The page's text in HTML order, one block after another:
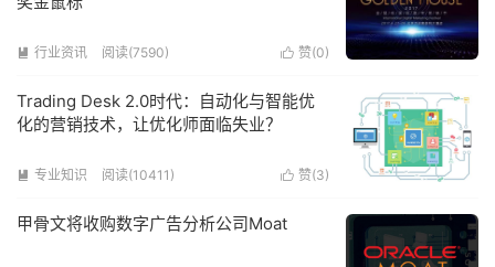
 赞(0)
 行业资讯 阅读(7590)
Trading Desk 2.0时代：自动化与智能优
化的营销技术，让优化师面临失业？
 赞(3)
 专业知识 阅读(10411)
甲骨文将收购数字广告分析公司Moat